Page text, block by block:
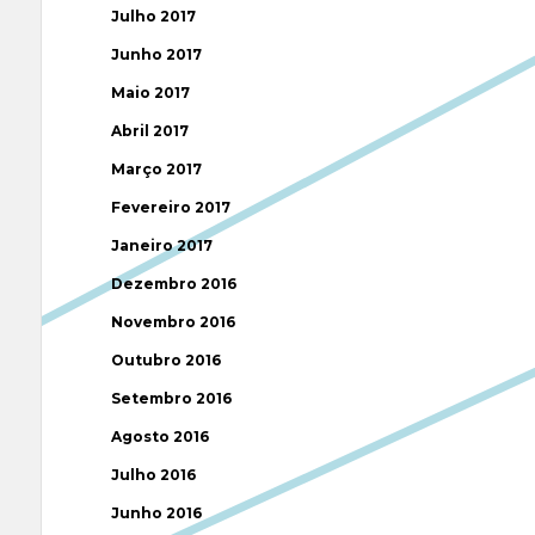
Julho 2017
Junho 2017
Maio 2017
Abril 2017
Março 2017
Fevereiro 2017
Janeiro 2017
Dezembro 2016
Novembro 2016
Outubro 2016
Setembro 2016
Agosto 2016
Julho 2016
Junho 2016